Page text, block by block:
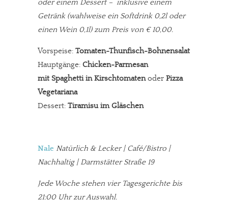
oder einem Dessert – inklusive einem
Getränk (wahlweise ein Softdrink 0,2l oder
einen Wein 0,1l) zum Preis von € 10,00.
Vorspeise: Tomaten-Thunfisch-Bohnensalat
Hauptgänge: Chicken-Parmesan
mit Spaghetti in Kirschtomatenoder Pizza
Vegetariana
Dessert: Tiramisu im Gläschen
Nale Natürlich & Lecker | Café/Bistro |
Nachhaltig | Darmstätter Straße 19
Jede Woche stehen vier Tagesgerichte bis
21:00 Uhr zur Auswahl.